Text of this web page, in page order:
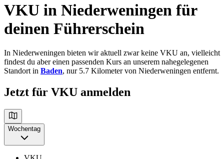
VKU in Niederweningen für
deinen Führerschein
In Niederweningen bieten wir aktuell zwar keine VKU an, vielleicht
findest du aber einen passenden Kurs an unserem nahegelegenen
Standort in Baden, nur 5.7 Kilometer von Niederweningen entfernt.
Jetzt für VKU anmelden
Wochentag